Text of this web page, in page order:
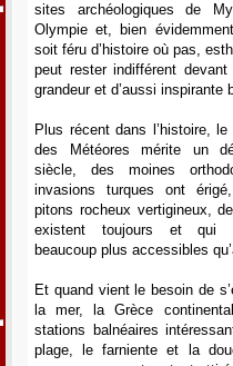
sites archéologiques de
Olympie et, bien
soit féru d’histoire où pas,
peut rester indifférent devant
grandeur et d’aussi inspirante
Plus récent dans l’histoire,
des Météores mérite un
siècle, des moines
invasions turques ont
pitons rocheux vertigineux,
existent toujours et qui
beaucoup plus accessibles
Et quand vient le besoin de
la mer, la Grèce
stations balnéaires
plage, le farniente et la